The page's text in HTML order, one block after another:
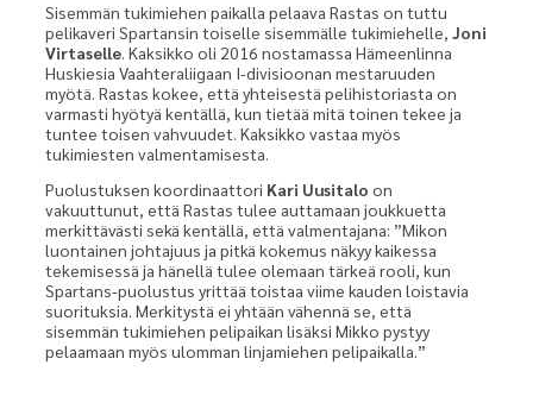
Sisemmän tukimiehen paikalla pelaava Rastas on tuttu
pelikaveri Spartansin toiselle sisemmälle tukimiehelle, Joni
Virtaselle. Kaksikko oli 2016 nostamassa Hämeenlinna
Huskiesia Vaahteraliigaan I-divisioonan mestaruuden
myötä. Rastas kokee, että yhteisestä pelihistoriasta on
varmasti hyötyä kentällä, kun tietää mitä toinen tekee ja
tuntee toisen vahvuudet. Kaksikko vastaa myös
tukimiesten valmentamisesta.
Puolustuksen koordinaattori Kari Uusitalo on
vakuuttunut, että Rastas tulee auttamaan joukkuetta
merkittävästi sekä kentällä, että valmentajana: ”Mikon
luontainen johtajuus ja pitkä kokemus näkyy kaikessa
tekemisessä ja hänellä tulee olemaan tärkeä rooli, kun
Spartans-puolustus yrittää toistaa viime kauden loistavia
suorituksia. Merkitystä ei yhtään vähennä se, että
sisemmän tukimiehen pelipaikan lisäksi Mikko pystyy
pelaamaan myös ulomman linjamiehen pelipaikalla.”